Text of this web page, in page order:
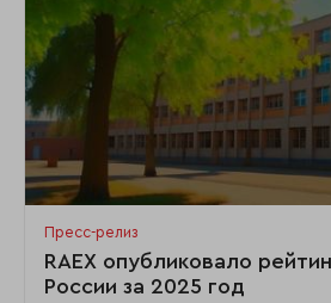
Пресс-релиз
RAEX опубликовало
России за 2025 год